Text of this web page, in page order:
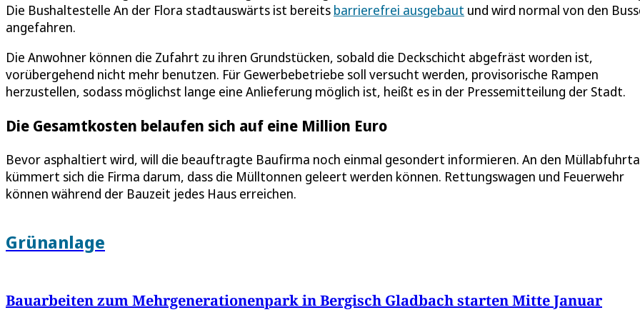
Die Bushaltestelle An der Flora stadtauswärts ist bereits barrierefrei ausgebaut und wird normal von den
angefahren.
Die Anwohner können die Zufahrt zu ihren Grundstücken, sobald die Deckschicht abgefräst worden ist,
vorübergehend nicht mehr benutzen. Für Gewerbebetriebe soll versucht werden, provisorische Rampen
herzustellen, sodass möglichst lange eine Anlieferung möglich ist, heißt es in der Pressemitteilung der Stadt.
Die Gesamtkosten belaufen sich auf eine Million Euro
Bevor asphaltiert wird, will die beauftragte Baufirma noch einmal gesondert informieren. An den
kümmert sich die Firma darum, dass die Mülltonnen geleert werden können. Rettungswagen und Feuerwehr
können während der Bauzeit jedes Haus erreichen.
Grünanlage
Bauarbeiten zum Mehrgenerationenpark in Bergisch Gladbach starten Mitte Januar